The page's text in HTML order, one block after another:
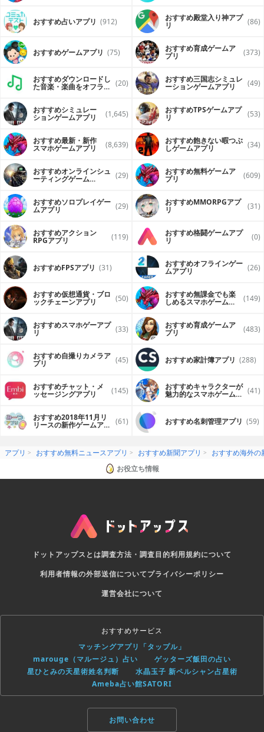
おすすめ占いアプリ (912) おすすめ殿堂入り神アプ
リ (86)
おすすめゲームアプリ (75) おすすめ育成ゲームア
プリ (373)
おすすめダウンロードし
た音楽・楽曲をオフライ (20) おすすめ三国志シミュレ
ーションゲームアプリ (49)
おすすめシミュレー
ションゲームアプリ (1,645) おすすめTPSゲームアプ
リ (53)
おすすめ最新・新作
スマホゲームアプリ (8,639) おすすめ飽きない暇つぶ
しゲームアプリ (34)
おすすめオンラインシュ
ーティングゲーム (29) おすすめ無料ゲームア
プリ (609)
おすすめソロプレイゲー
ムアプリ (29) おすすめ MMORPGアプ
リ (31)
おすすめアクション
RPGアプリ (119) おすすめ格闘ゲームアプ
リ (0)
おすすめFPSアプリ (31) おすすめオフラインゲー
ムアプリ (26)
おすすめ仮想通貨・ブロ
ックチェーンアプリ (50) おすすめ無課金でも楽
しめるスマホゲームア (149)
おすすめスマホゲーアプ
リ (33) おすすめ育成ゲームア
プリ (483)
おすすめ自撮りカメラア
プリ (45) おすすめ家計簿アプリ (288)
おすすめチャット・メ
ッセージングアプリ (145) おすすめキャラクターが
魅力的なスマホゲームア (41)
おすすめ2018年11月リ
リースの新作ゲームアプ (61) おすすめ名刺管理アプリ (59)
アプリ おすすめ無料ニュースアプリ おすすめ新聞アプリ
おすすめ海外の
お役立ち情報
ドットアップスとは調査方法・調査目的利用規約について
利用者情報の外部送信についてプライバシーポリシー
運営会社について
おすすめサービス
マッチングアプリ「タップル」
marouge（マルージュ）占い
ゲッターズ飯田の占い
星ひとみの天星術姓名判断
水晶玉子 新ペルシャン占星術
Ameba占い館SATORI
お問い合わせ